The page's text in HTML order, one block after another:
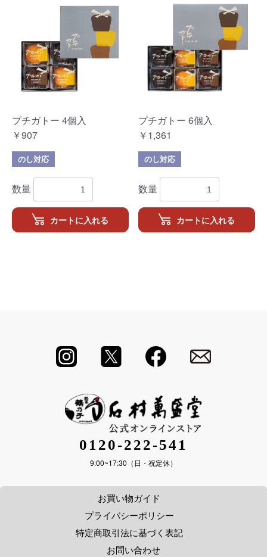
プチガトー 4個入
￥907
のし対応
数量
カートに入れる
プチガトー 6個入
￥1,361
のし対応
数量
カートに入れる
0120-222-541
9:00~17:30（日・祝定休）
お買い物ガイド
プライバシーポリシー
特定商取引法に基づく表記
お問い合わせ